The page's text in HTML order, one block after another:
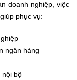
doanh nghiệp, việc
phục vụ:
ngân hàng
nội bộ